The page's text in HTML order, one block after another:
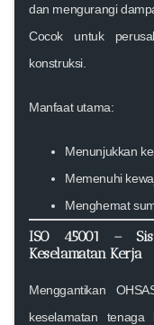
dan mengurangi
Cocok untuk
konstruksi.
Manfaat utama:
Menunjukkan
Memenuhi
Menghemat
ISO 45001 –
Keselamatan Kerja
Menggantikan
keselamatan